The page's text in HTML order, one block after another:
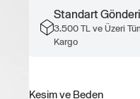
Standart
3.500 TL ve Üzeri
Kargo
Kesim ve Beden